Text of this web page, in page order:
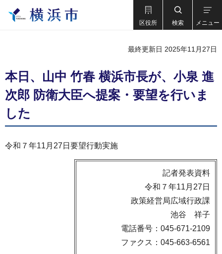
区役所 検索 メニュー
最終更新日 2025年11月27日
本日、山中 竹春 横浜市長が、小泉 進
次郎 防衛大臣へ提案・要望を行いま
した
令和７年11月27日要望行動実施
記者発表資料
令和７年11月27日
政策経営局広域行政課
池谷 祥子
電話番号：045-671-2109
ファクス：045-663-6561